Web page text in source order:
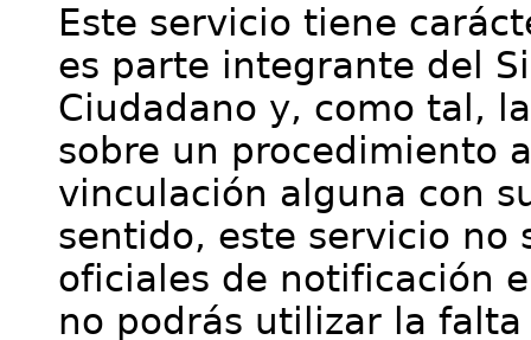
Este servicio tiene
es parte integrante del
Ciudadano y, como tal,
sobre un procedimiento
vinculación alguna con
sentido, este servicio no
oficiales de notificación
no podrás utilizar la